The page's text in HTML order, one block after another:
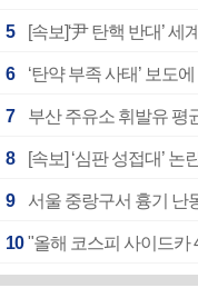
5 [속보]‘尹 탄핵 반대’
6
7 부산 주유소 휘발유 평
8
9 서울 중랑구서 흉기
10 "올해 코스피 사이드카